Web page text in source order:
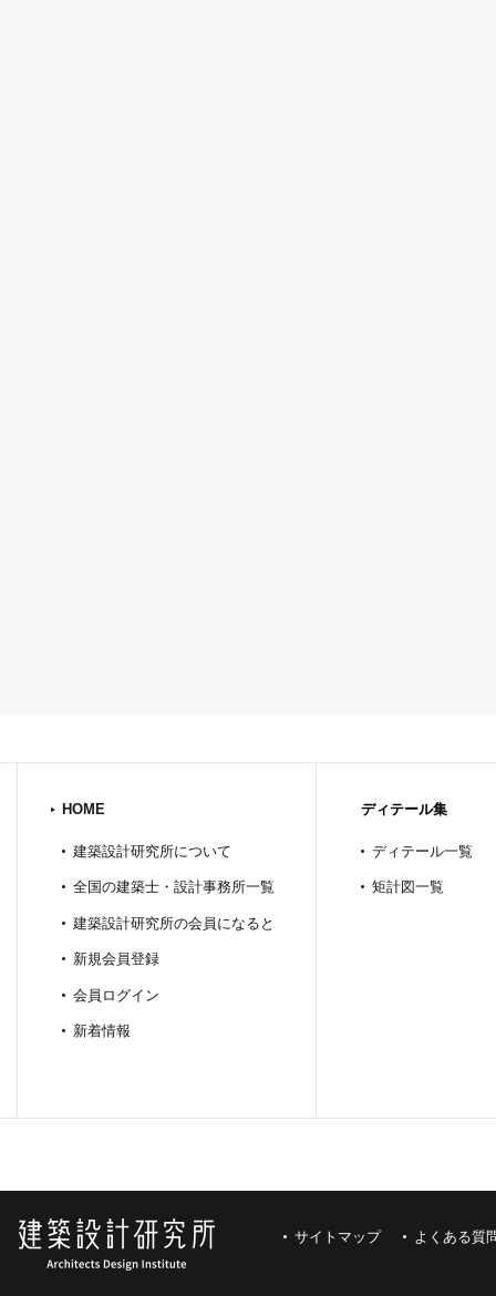
HOME
建築設計研究所について
全国の建築士・設計事務所一覧
建築設計研究所の会員になると
新規会員登録
会員ログイン
新着情報
ディテール集
ディテール一覧
矩計図一覧
サイトマップ よくある質